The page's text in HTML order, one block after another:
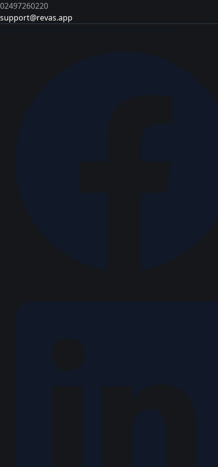
02497260220
support@revas.app